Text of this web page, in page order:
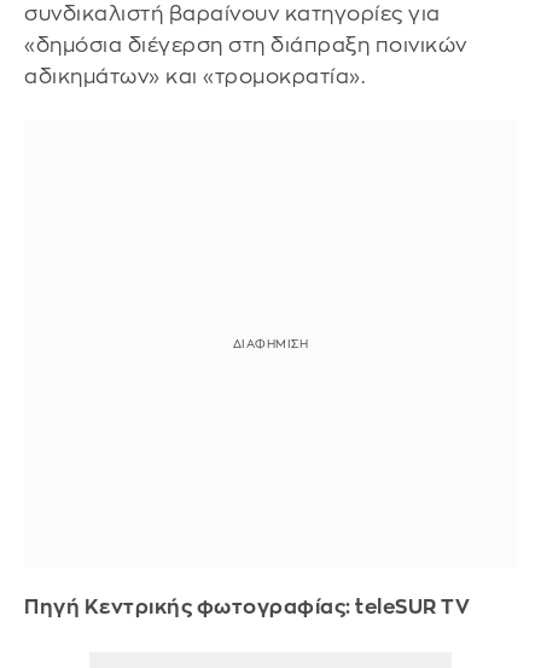
συνδικαλιστή βαραίνουν κατηγορίες για
«δημόσια διέγερση στη διάπραξη ποινικών
αδικημάτων» και «τρομοκρατία».
Πηγή Κεντρικής φωτογραφίας: teleSUR TV